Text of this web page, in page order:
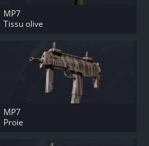
MP7
Tissu olive
MP7
Proie